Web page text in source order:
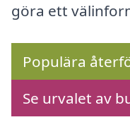
göra ett
Populära
Se urvalet av